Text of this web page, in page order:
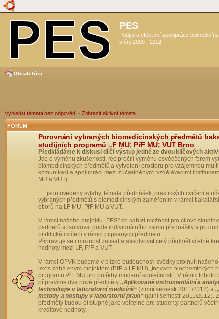
PES
Podpora efektivní spolupráce
sféry 2009 - 2012
Obsah fóra
Vyhledat témata bez odpovědí • Zobrazit aktivní témata
FÓRUM
Porovnání vybraných biomedicínských předmětů
studijních programů LF MU; PřF MU; VUT Brno
Předkládáme k diskusi dílčí výstup jedné ze dvou klíčových
Jde o výměnu zkušeností, reciproční výměnu osvědčených forem
biomedicínských předmětů a vytvoření prostoru pro vzájemnou
komunikaci a spolupráci mezi zúčastněnými vzdělávacími
MU a VUT).
…..jsou uvedeny sylaby, témata přednášek, praktických cvičení a
vybraných předmětů s biomedicínským zaměřením v rámci
oborů na LF MU, PřF MU a VUT.
V rámci našeho projektu „PES“ se nabízí možnost pro cílové
partnerů absolvovat podle individuálního zájmu přednášky a po
praktická cvičení v rámci popsaných předmětů.
Připravuje se i možnost zapsat a absolvovat celý předmět včetně
hodnoty mezi LF, PřF a VUT.
V rámci OPVK budeme v blízké budoucnosti svědky prolnutí
letos zahájeným projektem (PřF a LF MU) „Inovace biochemických
programů PřF MU pro potřeby moderní společnosti“. V rámci tohoto
připravíme dva nové předměty „Aplikované instrumentální a
technologie v laboratorní medicíně“ (zimní semestr 2011/2012) a
metody a postupy v laboratorní praxi“ (jarní semestr 2011/2012).
předměty budou přístupné jako volitelné pro studenty partnerů
kreditové hodnoty.